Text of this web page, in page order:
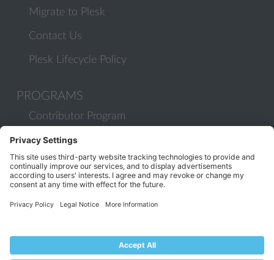
Migrate to Plesk
Contact Us
Plesk Lifecycle Policy
PROGRAMS
Contributor Program
Partner Program
COMMUNITY